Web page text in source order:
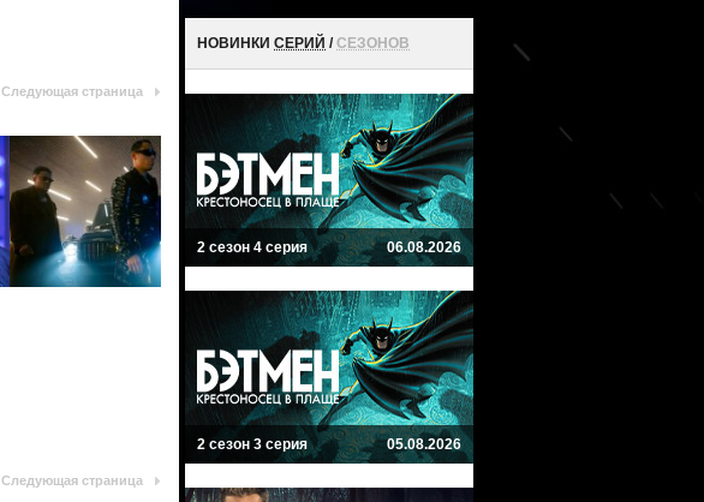
Следующая страница
Следующая страница
НОВИНКИ СЕРИЙ /СЕЗОНОВ
2 сезон 4 серия 06.08.2026
2 сезон 3 серия 05.08.2026